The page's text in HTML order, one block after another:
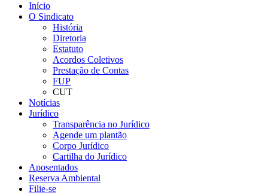
Início
O Sindicato
História
Diretoria
Estatuto
Acordos Coletivos
Prestação de Contas
FUP
CUT
Notícias
Jurídico
Transparência no Jurídico
Agende um plantão
Corpo Jurídico
Cartilha do Jurídico
Aposentados
Reserva Ambiental
Filie-se